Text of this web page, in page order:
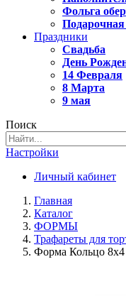
Фольга
Праздники
Свадьба
День
14 Февраля
8 Марта
9 мая
Поиск
Настройки
Личный кабинет
Главная
Каталог
ФОРМЫ
Трафареты для
Форма Кольцо 8х4